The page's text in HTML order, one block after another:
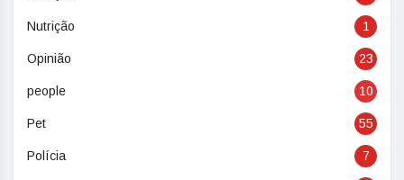
Nutrição 1
Opinião 23
people 10
Pet 55
Polícia 7